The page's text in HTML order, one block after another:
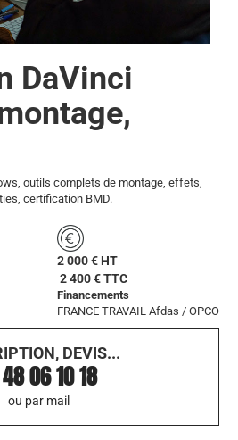
DaVinci
outils complets de montage, effets,
certification BMD.
2 000 € HT
2 400 € TTC
Financements
FRANCE TRAVAIL Afdas / OPCO
DEVIS...
06 10 18
ou par mail